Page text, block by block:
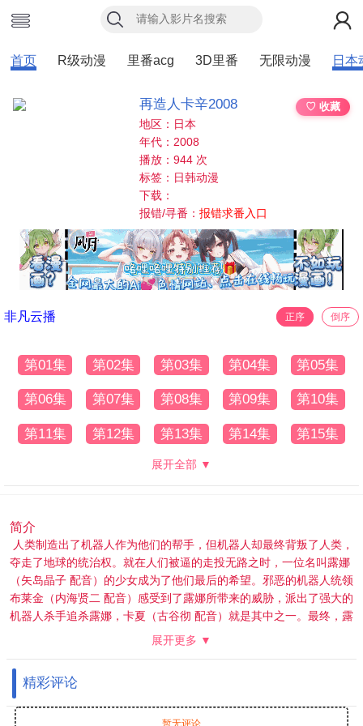
首页 R级动漫 里番acg 3D里番 无限动漫 日本
再造人卡辛2008
♡ 收藏
地区：日本
年代：2008
播放：944 次
标签：日韩动漫
下载：
报错/寻番：报错求番入口
非凡云播 正序 倒序
第01集 第02集 第03集 第04集 第05集
第06集 第07集 第08集 第09集 第10集
第11集 第12集 第13集 第14集 第15集
展开全部 ▼
简介
人类制造出了机器人作为他们的帮手，但机器人却最终背叛了人类，
夺走了地球的统治权。就在人们被逼的走投无路之时，一位名叫露娜
（矢岛晶子 配音）的少女成为了他们最后的希望。邪恶的机器人统领
布莱金（内海贤二 配音）感受到了露娜所带来的威胁，派出了强大的
机器人杀手追杀露娜，卡夏（古谷彻 配音）就是其中之一。最终，露
娜死在了卡夏的手上。 露娜死后，整个世界开始迅速的衰败，一晃眼
时，卡夏再度现身，只是此时的它已经失去了曾经的记忆，在黑暗和
混沌之中只剩下迷惘。
展开更多 ▼
精彩评论